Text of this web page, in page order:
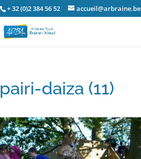
+ 32 (0)2 384 56 52 accueil@arbraine.be
pairi-daiza (11)